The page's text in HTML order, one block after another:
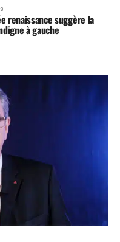
renaissance suggère la
à gauche